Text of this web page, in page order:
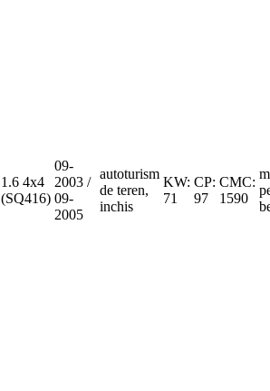
1.6 4x4
(SQ416)
09-
2003 /
09-
2005
autoturism
de teren,
inchis
KW:
71
CP:
97
CMC:
1590